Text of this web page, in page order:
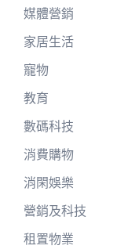
媒體營銷
家居生活
寵物
教育
數碼科技
消費購物
消閑娛樂
營銷及科技
租置物業